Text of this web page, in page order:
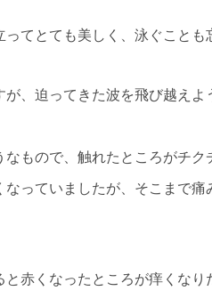
てとても美しく、泳ぐことも
、迫ってきた波を飛び越え
もので、触れたところがチク
っていましたが、そこまで
赤くなったところが痒くなり